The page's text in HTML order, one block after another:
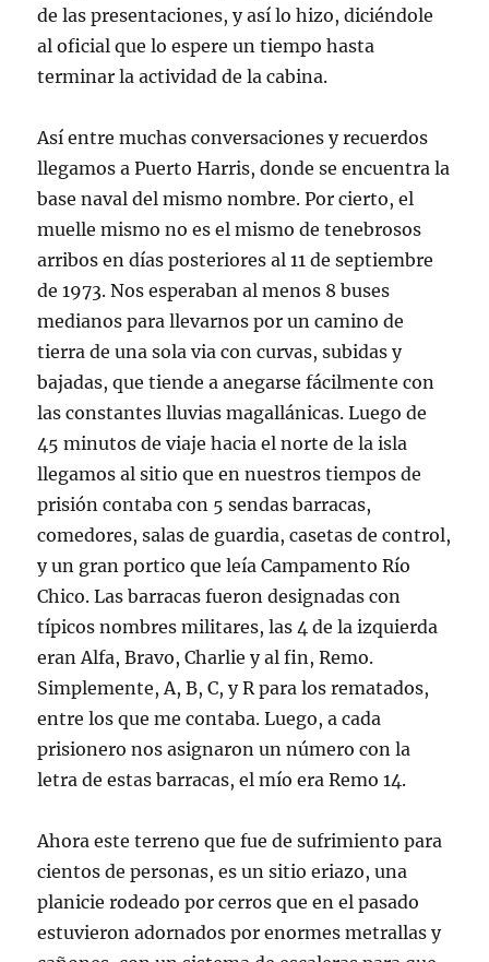
de las presentaciones, y así lo hizo, diciéndole
al oficial que lo espere un tiempo hasta
terminar la actividad de la cabina.
Así entre muchas conversaciones y recuerdos
llegamos a Puerto Harris, donde se encuentra la
base naval del mismo nombre. Por cierto, el
muelle mismo no es el mismo de tenebrosos
arribos en días posteriores al 11 de septiembre
de 1973. Nos esperaban al menos 8 buses
medianos para llevarnos por un camino de
tierra de una sola via con curvas, subidas y
bajadas, que tiende a anegarse fácilmente con
las constantes lluvias magallánicas. Luego de
45 minutos de viaje hacia el norte de la isla
llegamos al sitio que en nuestros tiempos de
prisión contaba con 5 sendas barracas,
comedores, salas de guardia, casetas de control,
y un gran portico que leía Campamento Río
Chico. Las barracas fueron designadas con
típicos nombres militares, las 4 de la izquierda
eran Alfa, Bravo, Charlie y al fin, Remo.
Simplemente, A, B, C, y R para los rematados,
entre los que me contaba. Luego, a cada
prisionero nos asignaron un número con la
letra de estas barracas, el mío era Remo 14.
Ahora este terreno que fue de sufrimiento para
cientos de personas, es un sitio eriazo, una
planicie rodeado por cerros que en el pasado
estuvieron adornados por enormes metrallas y